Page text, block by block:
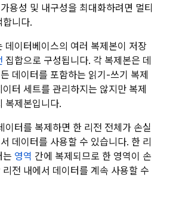
용성 및 내구성을 최대화하려면 멀티
합니다.
데이터베이스의 여러 복제본이 저장
집합으로 구성됩니다. 각 복제본은 데
데이터를 포함하는 읽기-쓰기 복제
터 세트를 관리하지는 않지만 복제
복제본입니다.
이터를 복제하면 한 리전 전체가 손실
데이터를 사용할 수 있습니다. 한 리
는 영역 간에 복제되므로 한 영역이 손
전 내에서 데이터를 계속 사용할 수